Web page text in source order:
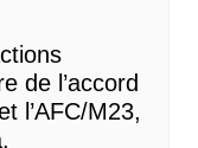
de l’accord
l’AFC/M23,